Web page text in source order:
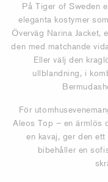
På Tiger of Sweden
eleganta kostymer
Överväg Narina Jacket,
den med matchande
Eller välj den
ullblandning, i
För
Aleos Top – en ärmlös
en kavaj, ger den
bibehåller en